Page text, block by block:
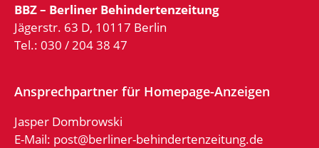
BBZ – Berliner Behindertenzeitung
Jägerstr. 63 D, 10117 Berlin
Tel.: 030 / 204 38 47
Ansprechpartner für Homepage-Anzeigen
Jasper Dombrowski
E-Mail: post@berliner-behindertenzeitung.de